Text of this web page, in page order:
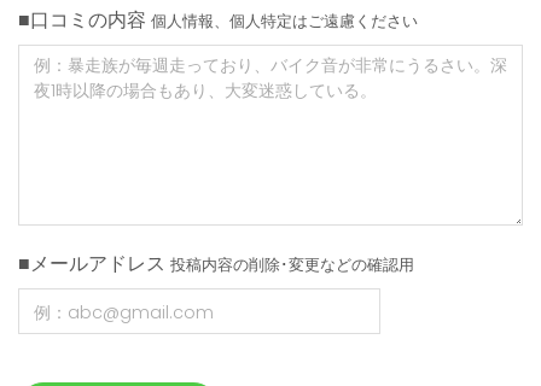
■口コミの内容 個人情報、個人特定はご遠慮ください
■メールアドレス 投稿内容の削除･変更などの確認用